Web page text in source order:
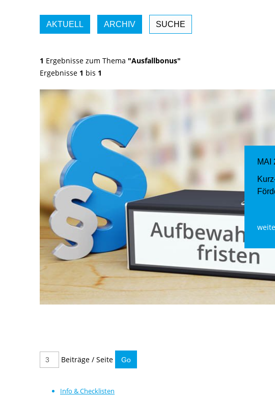
AKTUELL ARCHIV SUCHE
1 Ergebnisse zum Thema "Ausfallbonus"
Ergebnisse 1 bis 1
MAI
Beiträge / Seite
Info & Checklisten